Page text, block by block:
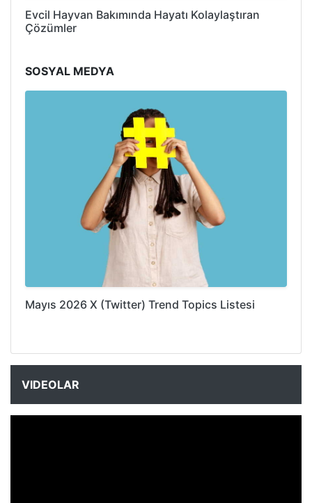
Evcil Hayvan Bakımında Hayatı Kolaylaştıran
Çözümler
SOSYAL MEDYA
Mayıs 2026 X (Twitter) Trend Topics Listesi
VIDEOLAR